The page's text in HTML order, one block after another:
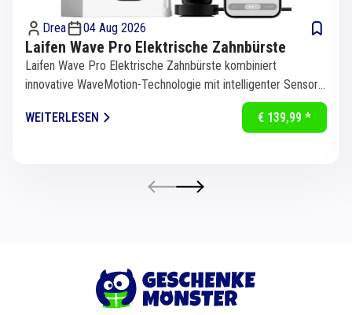
Drea 04 Aug 2026
Laifen Wave Pro Elektrische Zahnbürste
Laifen Wave Pro Elektrische Zahnbürste kombiniert
innovative WaveMotion-Technologie mit intelligenter Sensorik
WEITERLESEN
€ 139,99 *